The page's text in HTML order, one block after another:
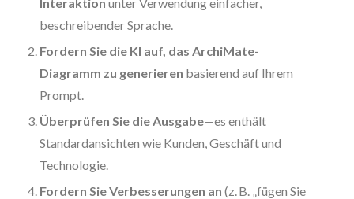
beschreibender Sprache.
Fordern Sie die KI auf, das ArchiMate-
Diagramm zu generieren basierend auf Ihrem
Prompt.
Überprüfen Sie die Ausgabe—es enthält
Standardansichten wie Kunden, Geschäft und
Technologie.
Fordern Sie Verbesserungen an (z. B. „fügen Sie